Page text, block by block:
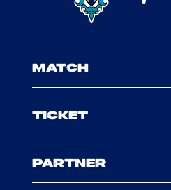
MATCH
TICKET
PARTNER